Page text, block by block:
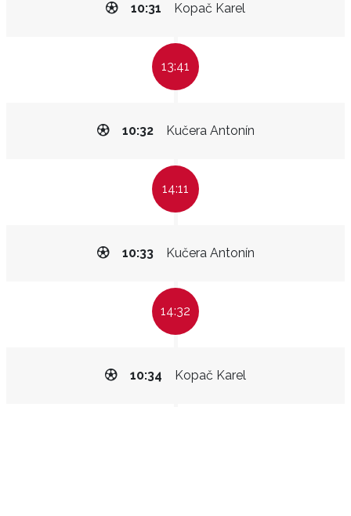
Kopač Karel
10:31
13:41
Kučera Antonín
10:32
14:11
Kučera Antonín
10:33
14:32
Kopač Karel
10:34